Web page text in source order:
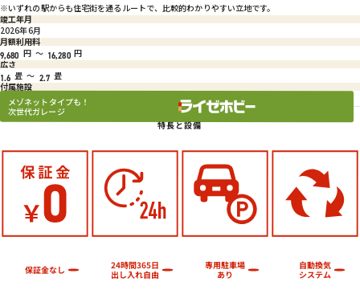
※いずれの駅からも住宅街を通るルートで、比較的わかりやすい立地です。
竣工年月
2026年6月
月額利用料
9,680 円 ～ 16,280 円
広さ
1.6 畳 ～ 2.7 畳
付属施設
メゾネットタイプも！
次世代ガレージ
特長と設備
保証金なし 24時間365日
出し入れ自由
専用駐車場
あり
自動換気
システム